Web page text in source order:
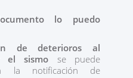
lo puedo
de deterioros al
el sismo se puede
la notificación de